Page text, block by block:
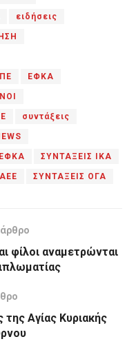
ειδήσεις
ΕΦΚΑ
συντάξεις
ΣΥΝΤΑΞΕΙΣ ΙΚΑ
ΣΥΝΤΑΞΕΙΣ ΟΓΑ
φίλοι αναμετρώνται
Αγίας Κυριακής